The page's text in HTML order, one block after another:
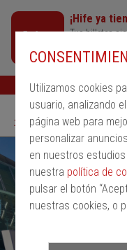
Utilizamos cookies
usuario, analizando
página web para
personalizar
en nuestros
nuestra política de
pulsar el botón
nuestras cookies, o
¡Hife ya
Tus billetes